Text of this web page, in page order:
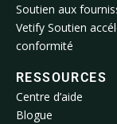
Soutien aux
Vetify Soutien
conformité
RESSOURCES
Centre d’aide
Blogue